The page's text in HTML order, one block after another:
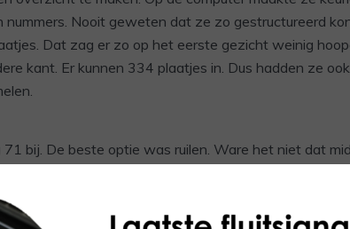
nummers. Nooit geweten dat ze zo gestructureerd
Dat zag er zo op het eerste gezicht weinig
kant. Er kunnen 334 plaatjes in. Dus hadden ze
71 bij. De beste optie was ruilen. Ware het niet dat
nu wat minder sterk. Gelukkig had ze nog wel een paar
om toch iets te ruilen.